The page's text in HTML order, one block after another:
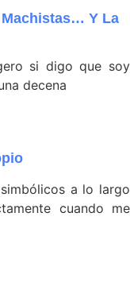
Machistas… Y La
si digo que soy
decena
a lo largo
cuando me